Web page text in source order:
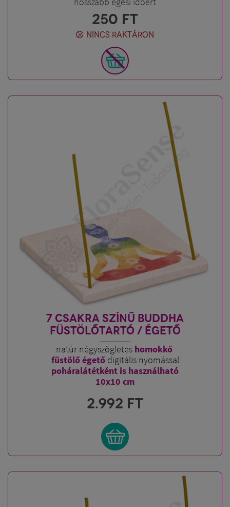
250 FT
NINCS RAKTÁRON
7 CSAKRA SZÍNŰ BUDDHA
FÜSTÖLŐTARTÓ / ÉGETŐ
natúr négyszögletes homokkő
füstölő égető digitális nyomással
poháralátétként is használható
10x10 cm
2.992 FT